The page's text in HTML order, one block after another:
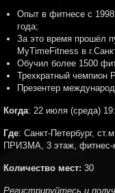
Опыт в фитнесе с
года;
За это время прошёл
MyTimeFitness в
Обучил более 1500
Трехкратный чемпион
Презентер
Когда: 22 июля (среда)
Где: Санкт-Петербург,
ПРИЗМА, 3 этаж, фитнес-
Количество мест: 30
Регистрируйтесь и